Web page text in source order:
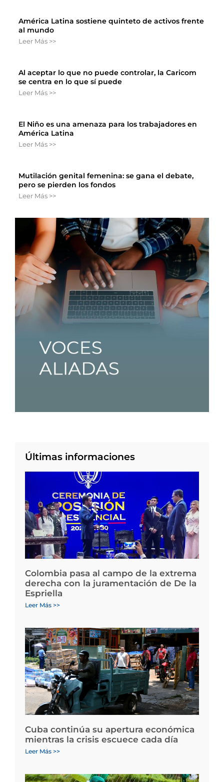
América Latina sostiene quinteto de activos frente
al mundo
Leer Más >>
Al aceptar lo que no puede controlar, la Caricom
se centra en lo que sí puede
Leer Más >>
El Niño es una amenaza para los trabajadores en
América Latina
Leer Más >>
Mutilación genital femenina: se gana el debate,
pero se pierden los fondos
Leer Más >>
Últimas informaciones
Colombia pasa al campo de la extrema
derecha con la juramentación de De la
Espriella
Leer Más >>
Cuba continúa su apertura económica
mientras la crisis escuece cada día
Leer Más >>